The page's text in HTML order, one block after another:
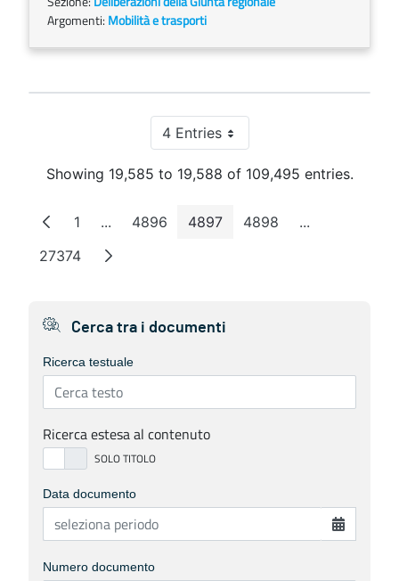
Argomenti: Mobilità e trasporti
4 EntriesPer Page
Showing 19,585 to 19,588 of 109,495 entries.
Page
1 ...Intermediate Pages
Page
4896 Page
4897 Page
4898 ...Intermediate
Page
27374
Cerca tra i documenti
Ricerca testuale
Ricerca estesa al contenuto
Data documento
Numero documento